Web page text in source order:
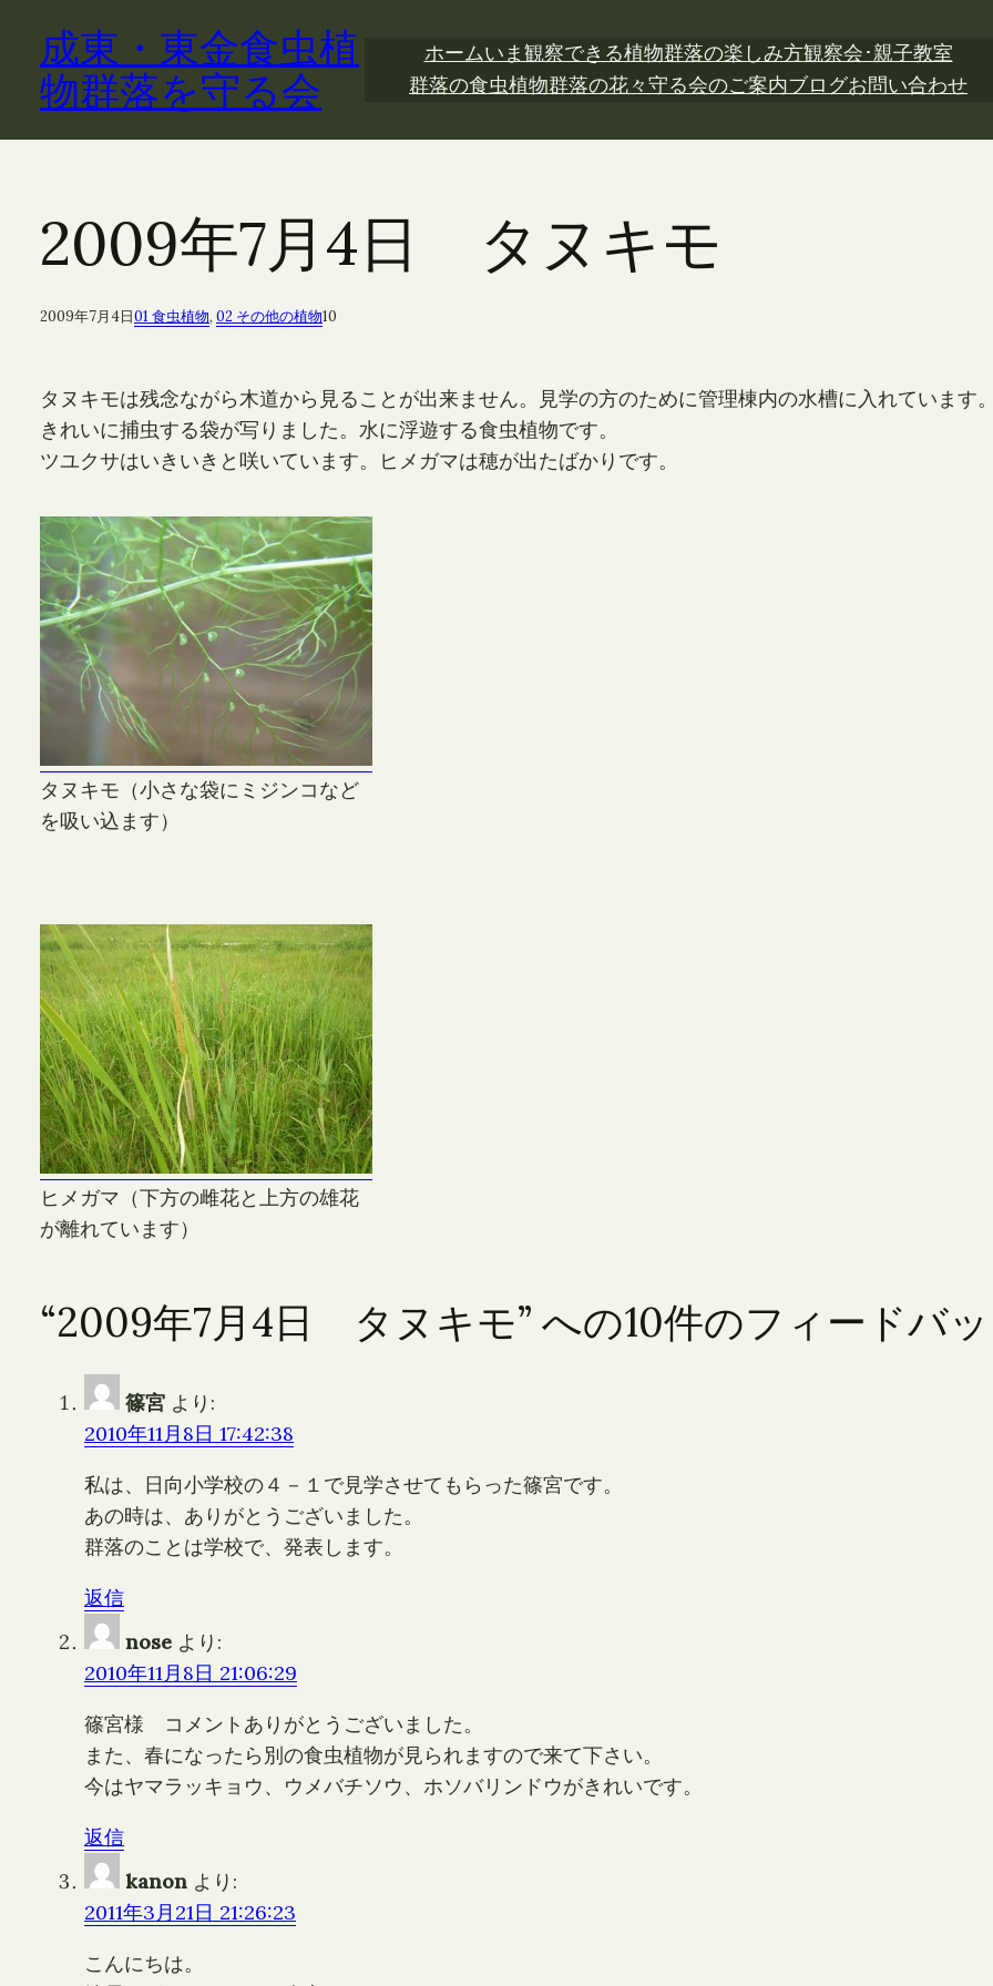
キ
成東・東金食虫植
物群落を守る会
ホームいま観察できる植物群落の楽しみ方観察会･親子教室
群落の食虫植物群落の花々守る会のご案内ブログお問い合わせ
2009年7月4日 タヌキモ
2009年7月4日01 食虫植物, 02 その他の植物10
タヌキモは残念ながら木道から見ることが出来ません。見学の方のために管理棟内の水槽に入れています
きれいに捕虫する袋が写りました。水に浮遊する食虫植物です。
ツユクサはいきいきと咲いています。ヒメガマは穂が出たばかりです。
タヌキモ（小さな袋にミジンコなど
を吸い込ます）
ヒメガマ（下方の雌花と上方の雄花
が離れています）
“2009年7月4日 タヌキモ” への10件のフィードバ
篠宮 より:
2010年11月8日 17:42:38
私は、日向小学校の４－１で見学させてもらった篠宮です。
あの時は、ありがとうございました。
群落のことは学校で、発表します。
返信
nose より:
2010年11月8日 21:06:29
篠宮様 コメントありがとうございました。
また、春になったら別の食虫植物が見られますので来て下さい。
今はヤマラッキョウ、ウメバチソウ、ホソバリンドウがきれいです。
返信
kanon より:
2011年3月21日 21:26:23
こんにちは。